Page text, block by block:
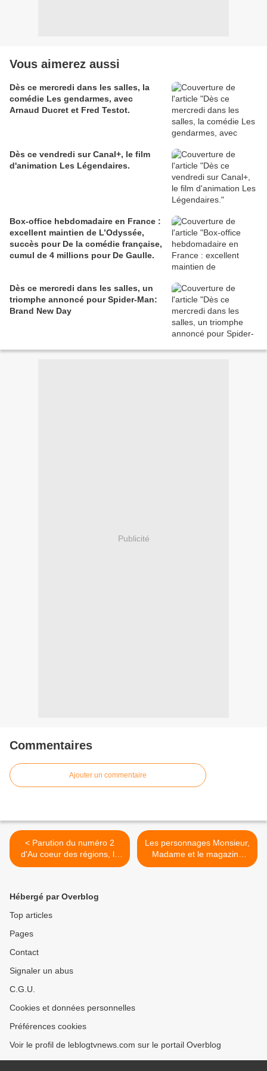
Vous aimerez aussi
Dès ce mercredi dans les salles, la
comédie Les gendarmes, avec
Arnaud Ducret et Fred Testot.
Dès ce vendredi sur Canal+, le film
d'animation Les Légendaires.
Box-office hebdomadaire en France :
excellent maintien de L’Odyssée,
succès pour De la comédie française,
cumul de 4 millions pour De Gaulle.
Dès ce mercredi dans les salles, un
triomphe annoncé pour Spider-Man:
Brand New Day
Publicité
Commentaires
Ajouter un commentaire
< Parution du numéro 2
d'Au coeur des régions, le
magazine de Jean-Pierre
Les personnages Monsieur,
Madame et le magazine
C'est toujours pas sorcier
Hébergé par Overblog
Top articles
Pages
Contact
Signaler un abus
C.G.U.
Cookies et données personnelles
Préférences cookies
Voir le profil de leblogtvnews.com sur le portail Overblog